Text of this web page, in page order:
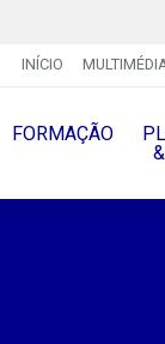
INÍCIO
FORMAÇÃO